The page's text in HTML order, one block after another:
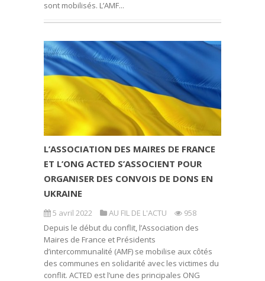
sont mobilisés. L’AMF...
L’ASSOCIATION DES MAIRES DE FRANCE
ET L’ONG ACTED S’ASSOCIENT POUR
ORGANISER DES CONVOIS DE DONS EN
UKRAINE
5 avril 2022 AU FIL DE L'ACTU
958
Depuis le début du conflit, l’Association des
Maires de France et Présidents
d’intercommunalité (AMF) se mobilise aux côtés
des communes en solidarité avec les victimes du
conflit. ACTED est l’une des principales ONG